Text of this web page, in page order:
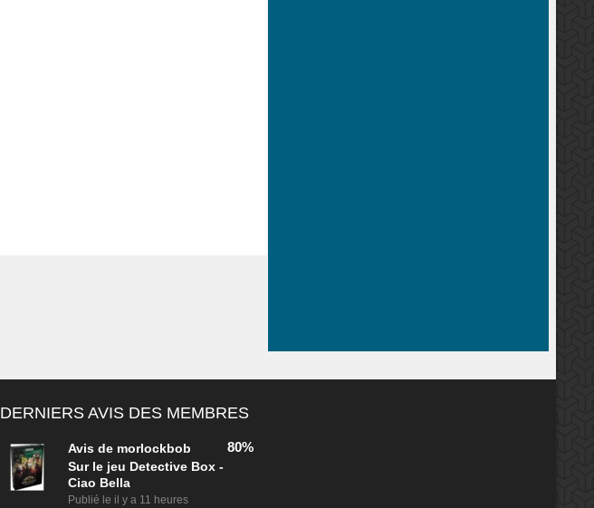
DERNIERS AVIS DES MEMBRES
Avis de morlockbob
Sur le jeu Detective Box -
Ciao Bella
Publié le il y a 11 heures
80%